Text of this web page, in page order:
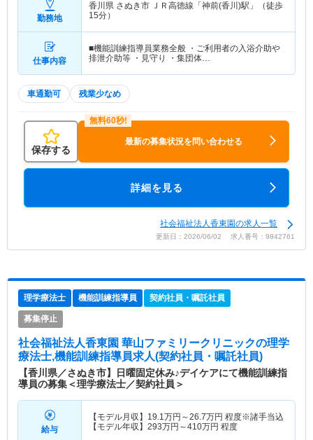
勤務地
香川県 さぬき市 ＪＲ高徳線「神前(香川)駅」（徒歩
15分）
仕事内容
■機能訓練指導員業務全般 ・ご利用者の入浴介助や
排泄介助等 ・見守り ・集団体…
車通勤可 残業少なめ
保存する
最新の募集状況を問い合わせる
詳細を見る
社会福祉法人香東園の求人一覧
更新日：2026/06/02 求人番号：9842761
理学療法士 機能訓練指導員 契約社員・嘱託社員
募集停止
社会福祉法人香東園 華山ファミリークリニックの理学
療法士,機能訓練指導員求人(契約社員・嘱託社員)
【香川県／さぬき市】日曜固定休み♪デイケアにて機能訓練指
導員の募集＜理学療法士／契約社員＞
給与
【モデル月収】 19.1万円～26.7万円 程度※諸手当込
【モデル年収】 293万円～410万円 程度